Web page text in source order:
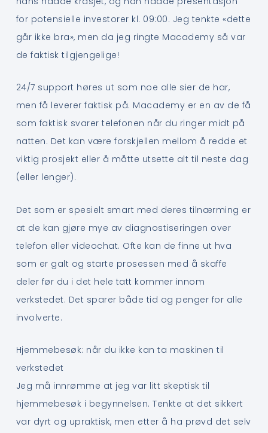
for potensielle investorer kl. 09:00. Jeg tenkte «dette
går ikke bra», men da jeg ringte Macademy så var
de faktisk tilgjengelige!
24/7 support høres ut som noe alle sier de har,
men få leverer faktisk på. Macademy er en av de få
som faktisk svarer telefonen når du ringer midt på
natten. Det kan være forskjellen mellom å redde et
viktig prosjekt eller å måtte utsette alt til neste dag
(eller lenger).
Det som er spesielt smart med deres tilnærming er
at de kan gjøre mye av diagnostiseringen over
telefon eller videochat. Ofte kan de finne ut hva
som er galt og starte prosessen med å skaffe
deler før du i det hele tatt kommer innom
verkstedet. Det sparer både tid og penger for alle
involverte.
Hjemmebesøk: når du ikke kan ta maskinen til
verkstedet
Jeg må innrømme at jeg var litt skeptisk til
hjemmebesøk i begynnelsen. Tenkte at det sikkert
var dyrt og upraktisk, men etter å ha prøvd det selv